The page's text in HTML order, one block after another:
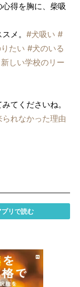
得を胸に、柴吸
メ。 #犬吸い #
たい #犬のいる
しい学校のリー
てくださいね。
れなかった理由
プリで読む